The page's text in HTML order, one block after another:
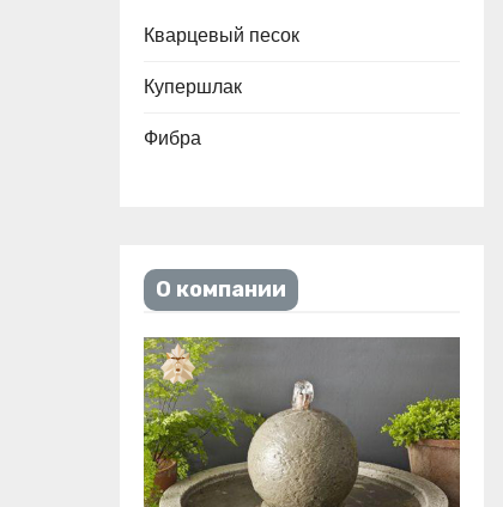
Кварцевый песок
Купершлак
Фибра
О компании